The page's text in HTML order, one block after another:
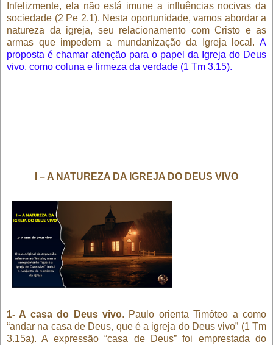
Infelizmente, ela não está imune a influências nocivas da
sociedade (2 Pe 2.1). Nesta oportunidade, vamos abordar a
natureza da igreja, seu relacionamento com Cristo e as
armas que impedem a mundanização da Igreja local. A
proposta é chamar atenção para o papel da Igreja do Deus
vivo, como coluna e firmeza da verdade (1 Tm 3.15).
I – A NATUREZA DA IGREJA DO DEUS VIVO
1- A casa do Deus vivo. Paulo orienta Timóteo a como
“andar na casa de Deus, que é a igreja do Deus vivo” (1 Tm
3.15a). A expressão “casa de Deus” foi emprestada do